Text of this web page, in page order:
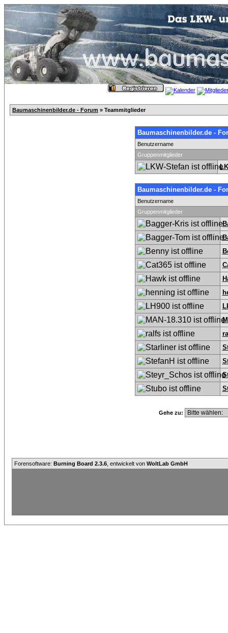
Baumaschinenbilder.de - Forum » Teammitglieder
Baumaschinenbilder.de -
Benutzername
Gruppenmitglieder
Baumaschinenbilder.de -
Benutzername
Gruppenmitglieder
Gehe zu:
Forensoftware: Burning Board 2.3.6 , entwickelt von WoltLab GmbH